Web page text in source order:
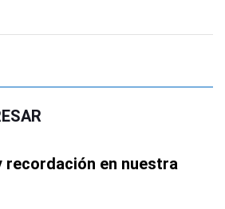
recordación en nuestra